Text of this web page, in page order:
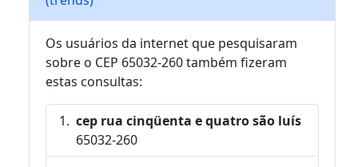
Os usuários da internet que pesquisaram
sobre o CEP 65032-260 também fizeram
estas consultas:
cep rua cinqüenta e quatro são luís
65032-260